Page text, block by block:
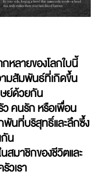
หลายของโลกใบนี้
มสัมพันธ์ที่เกิดขึ้น
ย์ด้วยกัน
ว คนรัก หรือเพื่อน
นที่บริสุทธิ์และลึกซึ้ง
น
สมาชิกของชีวิตและ
วเรา